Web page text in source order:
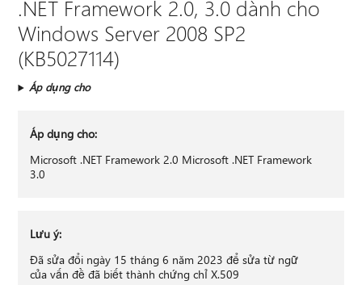
.NET Framework 2.0, 3.0 dành cho
Windows Server 2008 SP2
(KB5027114)
Áp dụng cho
Áp dụng cho:
Microsoft .NET Framework 2.0 Microsoft .NET Framework
3.0
Lưu ý:
Đã sửa đổi ngày 15 tháng 6 năm 2023 để sửa từ ngữ
của vấn đề đã biết thành chứng chỉ X.509